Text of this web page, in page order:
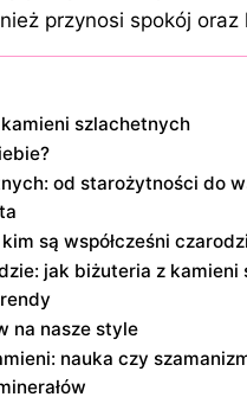
przynosi spokój oraz
szlachetnych
od starożytności do
są współcześni
jak biżuteria z kamieni
na nasze style
nauka czy